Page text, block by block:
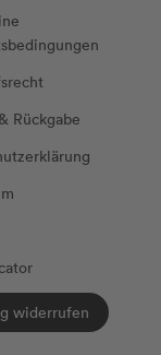
Rückgabe
widerrufen